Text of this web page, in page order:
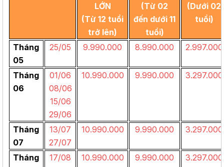
LỚN
(Từ 12 tuổi
trở lên)
(Từ 02
đến dưới 11
tuổi)
(Dưới 02
tuổi)
Tháng
05
25/05 9.990.000 8.990.000 2.997.000
Tháng
06
01/06
08/06
15/06
29/06
10.990.000 9.990.000 3.297.000
Tháng
07
13/07
27/07
10.990.000 9.990.000 3.297.000
Tháng
17/08
10.990.000 9.990.000 3.297.000